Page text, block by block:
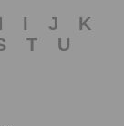
I J
K
T
U